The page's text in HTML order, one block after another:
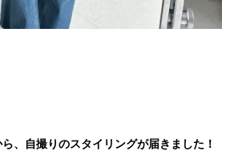
、自撮りのスタイリングが届きました！